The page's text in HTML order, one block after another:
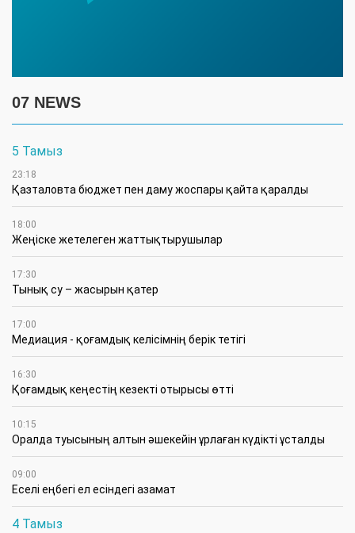
07 NEWS
5 Тамыз
23:18
Қазталовта бюджет пен даму жоспары қайта қаралды
18:00
Жеңіске жетелеген жаттықтырушылар
17:30
Тынық су – жасырын қатер
17:00
Медиация - қоғамдық келісімнің берік тетігі
16:30
Қоғамдық кеңестің кезекті отырысы өтті
10:15
Оралда туысының алтын әшекейін ұрлаған күдікті ұсталды
09:00
Еселі еңбегі ел есіндегі азамат
4 Тамыз